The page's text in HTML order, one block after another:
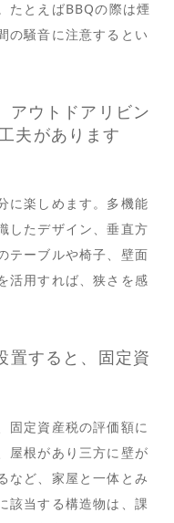
たとえばBBQの際は煙
の騒音に注意するとい
アウトドアリビン
夫があります
に楽しめます。多機能
したデザイン、垂直方
テーブルや椅子、壁面
活用すれば、狭さを感
置すると、固定資
固定資産税の評価額に
屋根があり三方に壁が
など、家屋と一体とみ
該当する構造物は、課